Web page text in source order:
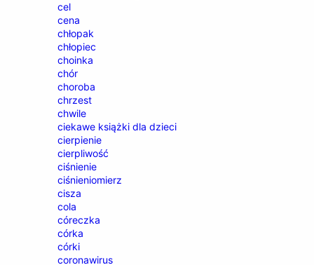
cel
cena
chłopak
chłopiec
choinka
chór
choroba
chrzest
chwile
ciekawe książki dla dzieci
cierpienie
cierpliwość
ciśnienie
ciśnieniomierz
cisza
cola
córeczka
córka
córki
coronawirus